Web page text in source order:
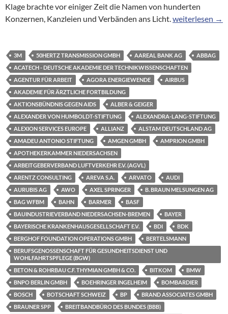
Klage brachte vor einiger Zeit die Namen von hunderten
Konzernen, Kanzleien und Verbänden ans Licht.Hinter
weiterlesen →
3M 50HERTZ TRANSMISSION GMBH AAREAL BANK AG
ABBAG
ACATECH - DEUTSCHE AKADEMIE DER TECHNIKWISSENSCHAFTEN
AGENTUR FÜR ARBEIT
AGORA ENERGIEWENDE
AIRBUS
AKADEMIE FÜR ÄRZTLICHE FORTBILDUNG
AKTIONSBÜNDNIS GEGEN AIDS
ALBER & GEIGER
ALEXANDER VON HUMBOLDT-STIFTUNG
ALEXANDRA-LANG-STIFTUNG
ALEXION SERVICES EUROPE
ALLIANZ
ALSTAM DEUTSCHLAND AG
AMADEU ANTONIO STIFTUNG
AMGEN GMBH
AMPRION GMBH
APOTHEKERKAMMER NIEDERSACHSEN
ARBEITGEBERVERBAND LUFTVERKEHR E.V. (AGVL)
ARENTZ CONSULTING
AREVA S.A. ARVATO
AUDI
AURUBIS AG
AWO AXEL SPRINGER
B. BRAUN MELSUNGEN AG
BAG WFBM
BAHN BARMER
BASF
BAUINDUSTRIEVERBAND NIEDERSACHSEN-BREMEN
BAYER
BAYERISCHE KRANKENHAUSGESELLSCHAFT E.V.
BDI
BDK
BERGHOF FOUNDATION OPERATIONS GMBH
BERTELSMANN
BERUFSGENOSSENSCHAFT FÜR GESUNDHEITSDIENST UND
WOHLFAHRTSPFLEGE (BGW)
BETON & ROHRBAU C.F. THYMIAN GMBH & CO.
BITKOM
BMW
BNPO BERLIN GMBH
BOEHRINGER INGELHEIM
BOMBARDIER
BOSCH
BOTSCHAFT SCHWEIZ BP
BRAND ASSOCIATES GMBH
BRAUNER SPP
BREITBANDBÜRO DES BUNDES (BBB)